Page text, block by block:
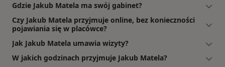
Gdzie Jakub Matela ma swój gabinet?
Czy Jakub Matela przyjmuje online, bez konieczności
pojawiania się w placówce?
Jak Jakub Matela umawia wizyty?
W jakich godzinach przyjmuje Jakub Matela?